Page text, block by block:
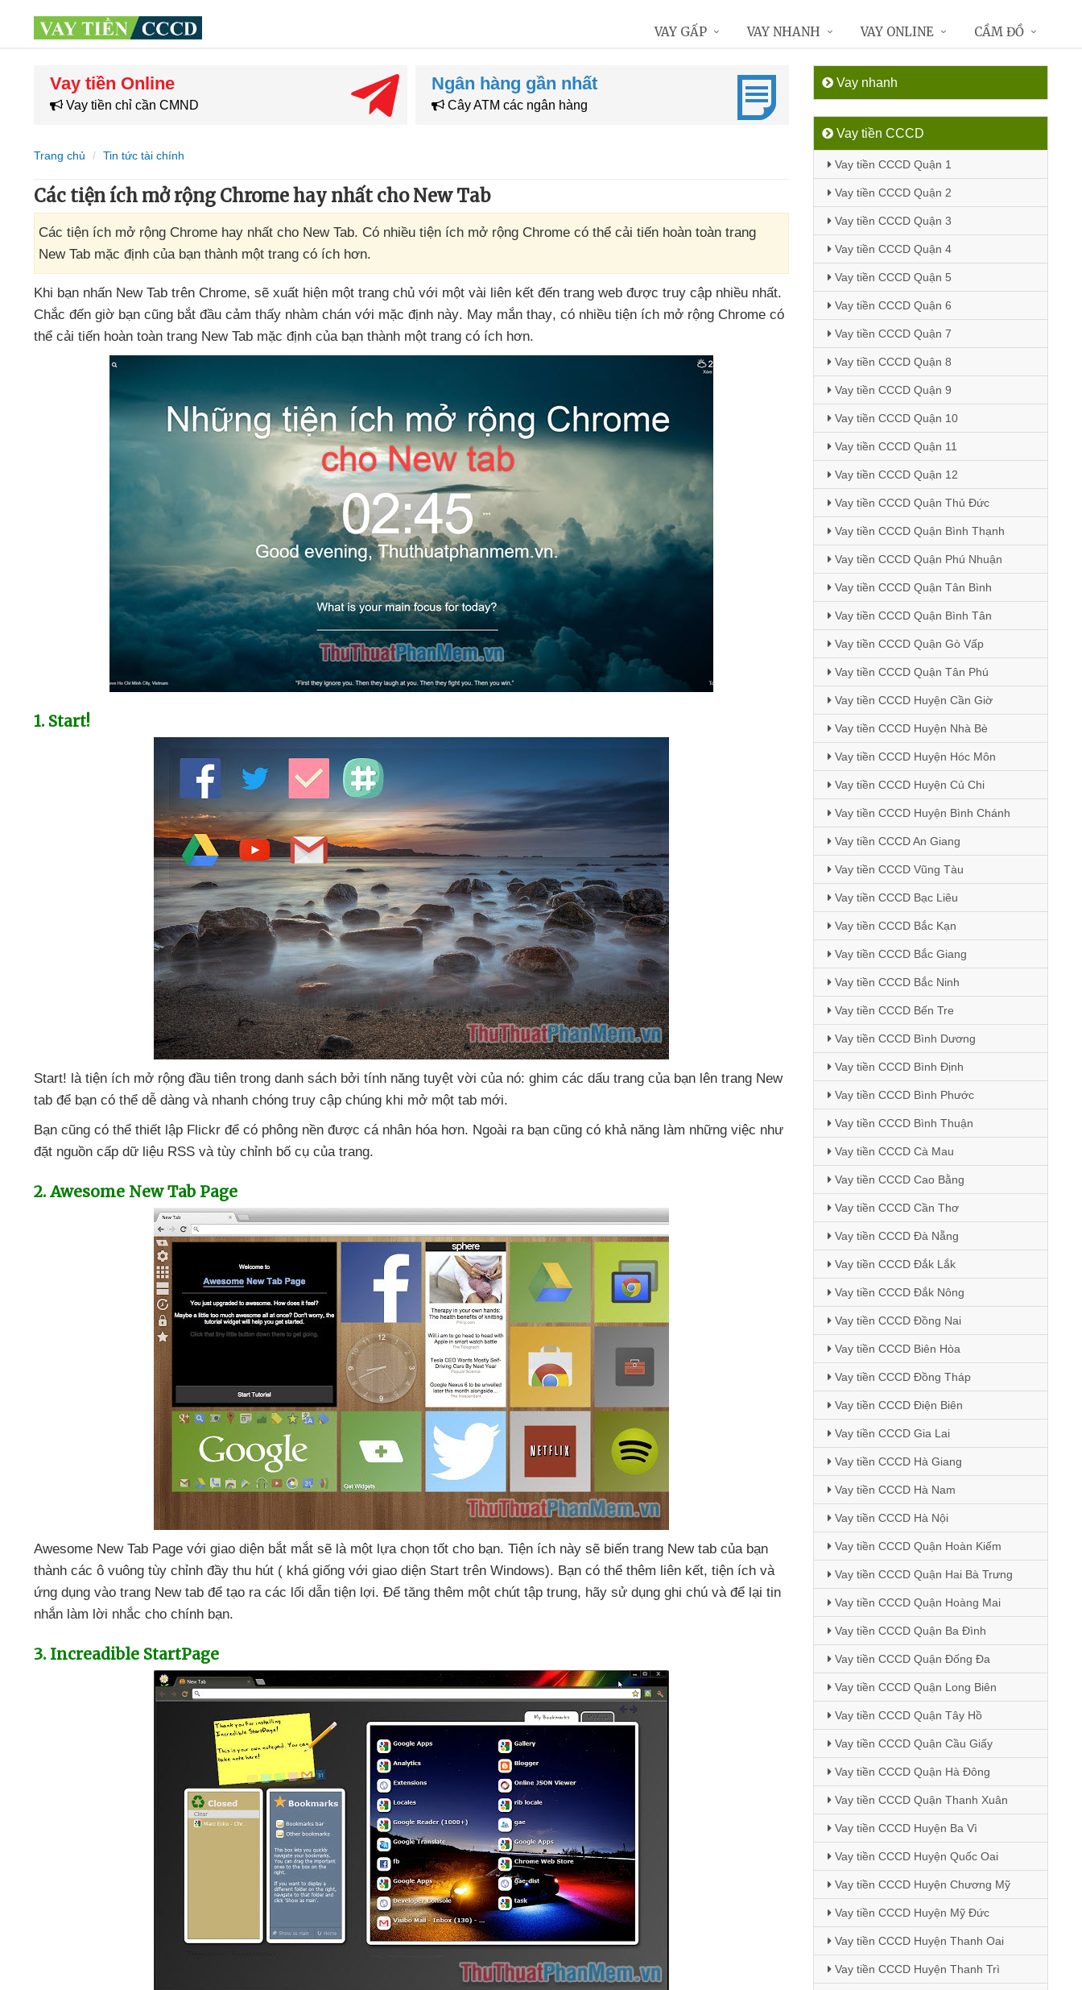
Vay tiền Online
Vay tiền chỉ cần CMND
Ngân hàng gần nhất
Cây ATM các ngân hàng
Trang chủ Tin tức tài chính
Các tiện ích mở rộng Chrome hay nhất cho New Tab
Các tiện ích mở rộng Chrome hay nhất cho New Tab. Có nhiều tiện ích mở rộng Chrome có thể cải tiến hoàn toàn trang
New Tab mặc định của bạn thành một trang có ích hơn.
Khi bạn nhấn New Tab trên Chrome, sẽ xuất hiện một trang chủ với một vài liên kết đến trang web được truy cập nhiều nhất.
Chắc đến giờ bạn cũng bắt đầu cảm thấy nhàm chán với mặc định này. May mắn thay, có nhiều tiện ích mở rộng Chrome có
thể cải tiến hoàn toàn trang New Tab mặc định của bạn thành một trang có ích hơn.
1. Start!
Start! là tiện ích mở rộng đầu tiên trong danh sách bởi tính năng tuyệt vời của nó: ghim các dấu trang của bạn lên trang New
tab để bạn có thể dễ dàng và nhanh chóng truy cập chúng khi mở một tab mới.
Bạn cũng có thể thiết lập Flickr để có phông nền được cá nhân hóa hơn. Ngoài ra bạn cũng có khả năng làm những việc như
đặt nguồn cấp dữ liệu RSS và tùy chỉnh bố cụ của trang.
2. Awesome New Tab Page
Awesome New Tab Page với giao diện bắt mắt sẽ là một lựa chọn tốt cho bạn. Tiện ích này sẽ biến trang New tab của bạn
thành các ô vuông tùy chỉnh đầy thu hút ( khá giống với giao diện Start trên Windows). Bạn có thể thêm liên kết, tiện ích và
ứng dụng vào trang New tab để tạo ra các lối dẫn tiện lợi. Để tăng thêm một chút tập trung, hãy sử dụng ghi chú và để lại tin
nhắn làm lời nhắc cho chính bạn.
3. Increadible StartPage
Vay nhanh
Vay tiền CCCD
Vay tiền CCCD Quận 1
Vay tiền CCCD Quận 2
Vay tiền CCCD Quận 3
Vay tiền CCCD Quận 4
Vay tiền CCCD Quận 5
Vay tiền CCCD Quận 6
Vay tiền CCCD Quận 7
Vay tiền CCCD Quận 8
Vay tiền CCCD Quận 9
Vay tiền CCCD Quận 10
Vay tiền CCCD Quận 11
Vay tiền CCCD Quận 12
Vay tiền CCCD Quận Thủ Đức
Vay tiền CCCD Quận Bình Thạnh
Vay tiền CCCD Quận Phú Nhuận
Vay tiền CCCD Quận Tân Bình
Vay tiền CCCD Quận Bình Tân
Vay tiền CCCD Quận Gò Vấp
Vay tiền CCCD Quận Tân Phú
Vay tiền CCCD Huyện Cần Giờ
Vay tiền CCCD Huyện Nhà Bè
Vay tiền CCCD Huyện Hóc Môn
Vay tiền CCCD Huyện Củ Chi
Vay tiền CCCD Huyện Bình Chánh
Vay tiền CCCD An Giang
Vay tiền CCCD Vũng Tàu
Vay tiền CCCD Bạc Liêu
Vay tiền CCCD Bắc Kạn
Vay tiền CCCD Bắc Giang
Vay tiền CCCD Bắc Ninh
Vay tiền CCCD Bến Tre
Vay tiền CCCD Bình Dương
Vay tiền CCCD Bình Định
Vay tiền CCCD Bình Phước
Vay tiền CCCD Bình Thuận
Vay tiền CCCD Cà Mau
Vay tiền CCCD Cao Bằng
Vay tiền CCCD Cần Thơ
Vay tiền CCCD Đà Nẵng
Vay tiền CCCD Đắk Lắk
Vay tiền CCCD Đắk Nông
Vay tiền CCCD Đồng Nai
Vay tiền CCCD Biên Hòa
Vay tiền CCCD Đồng Tháp
Vay tiền CCCD Điện Biên
Vay tiền CCCD Gia Lai
Vay tiền CCCD Hà Giang
Vay tiền CCCD Hà Nam
Vay tiền CCCD Hà Nội
Vay tiền CCCD Quận Hoàn Kiếm
Vay tiền CCCD Quận Hai Bà Trưng
Vay tiền CCCD Quận Hoàng Mai
Vay tiền CCCD Quận Ba Đình
Vay tiền CCCD Quận Đống Đa
Vay tiền CCCD Quận Long Biên
Vay tiền CCCD Quận Tây Hồ
Vay tiền CCCD Quận Cầu Giấy
Vay tiền CCCD Quận Hà Đông
Vay tiền CCCD Quận Thanh Xuân
Vay tiền CCCD Huyện Ba Vì
Vay tiền CCCD Huyện Quốc Oai
Vay tiền CCCD Huyện Chương Mỹ
Vay tiền CCCD Huyện Mỹ Đức
Vay tiền CCCD Huyện Thanh Oai
Vay tiền CCCD Huyện Thanh Trì
VAY GẤP VAY NHANH VAY ONLINE CẦM ĐỒ